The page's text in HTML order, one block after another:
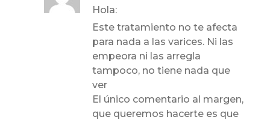
Hola:
Este tratamiento no te afecta
para nada a las varices. Ni las
empeora ni las arregla
tampoco, no tiene nada que
ver
El único comentario al margen,
que queremos hacerte es que